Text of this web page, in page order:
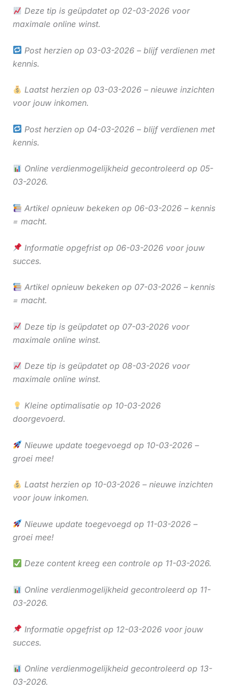
Deze tip is geüpdatet op 02-03-2026 voor
maximale online winst.
Post herzien op 03-03-2026 – blijf verdienen met
kennis.
Laatst herzien op 03-03-2026 – nieuwe inzichten
voor jouw inkomen.
Post herzien op 04-03-2026 – blijf verdienen met
kennis.
Online verdienmogelijkheid gecontroleerd op 05-
03-2026.
Artikel opnieuw bekeken op 06-03-2026 – kennis
= macht.
Informatie opgefrist op 06-03-2026 voor jouw
succes.
Artikel opnieuw bekeken op 07-03-2026 – kennis
= macht.
Deze tip is geüpdatet op 07-03-2026 voor
maximale online winst.
Deze tip is geüpdatet op 08-03-2026 voor
maximale online winst.
Kleine optimalisatie op 10-03-2026
doorgevoerd.
Nieuwe update toegevoegd op 10-03-2026 –
groei mee!
Laatst herzien op 10-03-2026 – nieuwe inzichten
voor jouw inkomen.
Nieuwe update toegevoegd op 11-03-2026 –
groei mee!
Deze content kreeg een controle op 11-03-2026.
Online verdienmogelijkheid gecontroleerd op 11-
03-2026.
Informatie opgefrist op 12-03-2026 voor jouw
succes.
Online verdienmogelijkheid gecontroleerd op 13-
03-2026.